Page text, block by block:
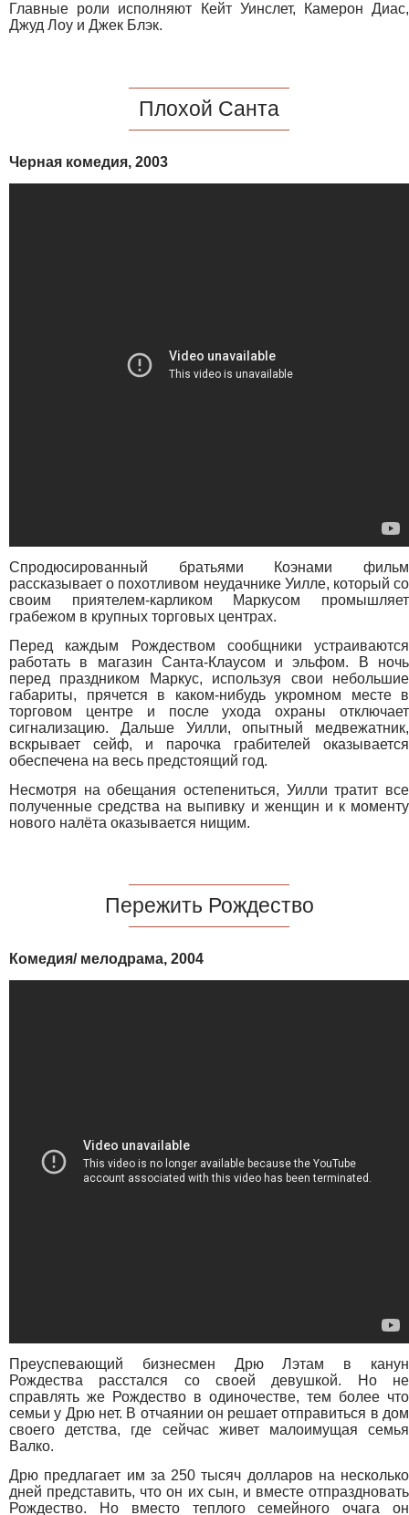
Главные роли исполняют Кейт Уинслет, Камерон Диас,
Джуд Лоу и Джек Блэк.
Плохой Санта
Черная комедия, 2003
Спродюсированный братьями Коэнами фильм
рассказывает о похотливом неудачнике Уилле, который со
своим приятелем-карликом Маркусом промышляет
грабежом в крупных торговых центрах.
Перед каждым Рождеством сообщники устраиваются
работать в магазин Санта-Клаусом и эльфом. В ночь
перед праздником Маркус, используя свои небольшие
габариты, прячется в каком-нибудь укромном месте в
торговом центре и после ухода охраны отключает
сигнализацию. Дальше Уилли, опытный медвежатник,
вскрывает сейф, и парочка грабителей оказывается
обеспечена на весь предстоящий год.
Несмотря на обещания остепениться, Уилли тратит все
полученные средства на выпивку и женщин и к моменту
нового налёта оказывается нищим.
Пережить Рождество
Комедия/ мелодрама, 2004
Преуспевающий бизнесмен Дрю Лэтам в канун
Рождества расстался со своей девушкой. Но не
справлять же Рождество в одиночестве, тем более что
семьи у Дрю нет. В отчаянии он решает отправиться в дом
своего детства, где сейчас живет малоимущая семья
Валко.
Дрю предлагает им за 250 тысяч долларов на несколько
дней представить, что он их сын, и вместе отпраздновать
Рождество. Но вместо теплого семейного очага он